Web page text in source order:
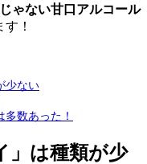
じゃない甘口アルコール
！
少ない
多数あった！
」は種類が少